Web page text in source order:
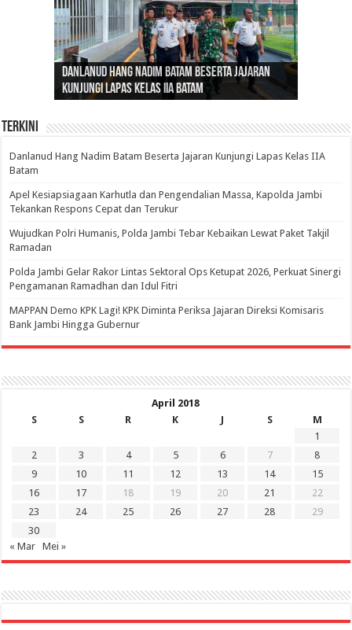
Danlanud Hang Nadim Batam Beserta Jajaran
Kunjungi Lapas Kelas IIA Batam
Silaturahmi dan Reses Komite I DPD RI di Polda
Jambi Bahas Sinergitas Penanganan Narkotika
Gubernur Al Haris: Lomba Cerdas Cermat Sarana
Edukasi Pembentukan Karakter Generasi
Penerus
Gubernur Al Haris Dorong Koperasi Merah Putih
Cepat Beroperasi Agar Bisa Layani Masyarakat
Penuhi Kebutuhannya
Sosok Fenomenal yang Menggetarkan
Nusantara: Ratu Wangsa, Wanita Berkelas
dengan Pengaruh Internasional
Terkini
Danlanud Hang Nadim Batam Beserta Jajaran Kunjungi Lapas Kelas IIA
Batam
Apel Kesiapsiagaan Karhutla dan Pengendalian Massa, Kapolda Jambi
Tekankan Respons Cepat dan Terukur
Wujudkan Polri Humanis, Polda Jambi Tebar Kebaikan Lewat Paket Takjil
Ramadan
Polda Jambi Gelar Rakor Lintas Sektoral Ops Ketupat 2026, Perkuat Sinergi
Pengamanan Ramadhan dan Idul Fitri
‎MAPPAN Demo KPK Lagi! KPK Diminta Periksa Jajaran Direksi Komisaris
Bank Jambi Hingga Gubernur ‎
April 2018
S
S R K J S
M
1
2
3 4 5 6 7
8
9
10 11 12 13 14
15
16
17 18 19 20 21
22
23
24 25 26 27 28
29
30
« Mar
Mei »